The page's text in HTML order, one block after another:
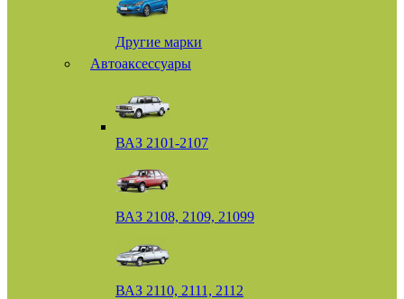
Другие марки
Автоаксессуары
ВАЗ 2101-2107
ВАЗ 2108, 2109, 21099
ВАЗ 2110, 2111, 2112